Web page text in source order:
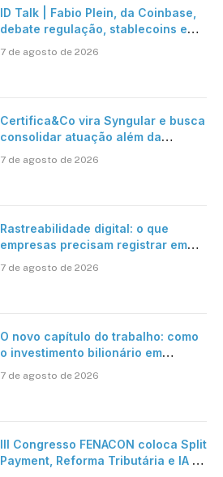
ID Talk | Fabio Plein, da Coinbase,
debate regulação, stablecoins e
7 de agosto de 2026
Certifica&Co vira Syngular e busca
consolidar atuação além da
7 de agosto de 2026
Rastreabilidade digital: o que
empresas precisam registrar em
7 de agosto de 2026
O novo capítulo do trabalho: como
o investimento bilionário em
verdadeira era da inteligência
7 de agosto de 2026
III Congresso FENACON coloca Split
Payment, Reforma Tributária e IA no